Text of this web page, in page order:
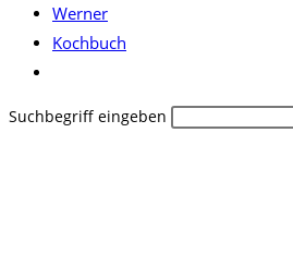
Werner
Kochbuch
umschalten
Diese
Suchbegriff eingeben